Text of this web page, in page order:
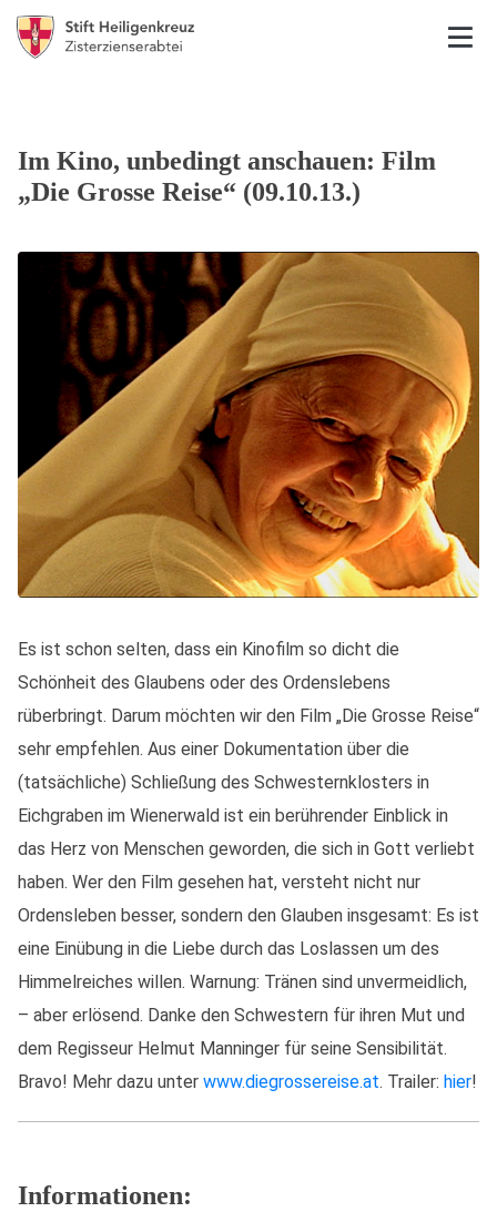
Im Kino, unbedingt anschauen: Film
„Die Grosse Reise“ (09.10.13.)
Es ist schon selten, dass ein Kinofilm so dicht die
Schönheit des Glaubens oder des Ordenslebens
rüberbringt. Darum möchten wir den Film „Die Grosse Reise“
sehr empfehlen. Aus einer Dokumentation über die
(tatsächliche) Schließung des Schwesternklosters in
Eichgraben im Wienerwald ist ein berührender Einblick in
das Herz von Menschen geworden, die sich in Gott verliebt
haben. Wer den Film gesehen hat, versteht nicht nur
Ordensleben besser, sondern den Glauben insgesamt: Es ist
eine Einübung in die Liebe durch das Loslassen um des
Himmelreiches willen. Warnung: Tränen sind unvermeidlich,
– aber erlösend. Danke den Schwestern für ihren Mut und
dem Regisseur Helmut Manninger für seine Sensibilität.
Bravo! Mehr dazu unter www.diegrossereise.at. Trailer: hier!
Informationen: